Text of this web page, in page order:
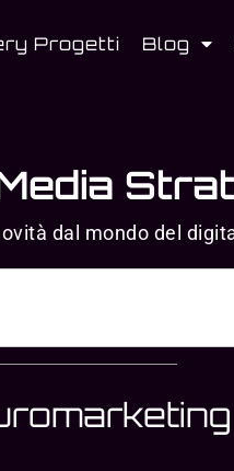
Progetti Blog
dal mondo del